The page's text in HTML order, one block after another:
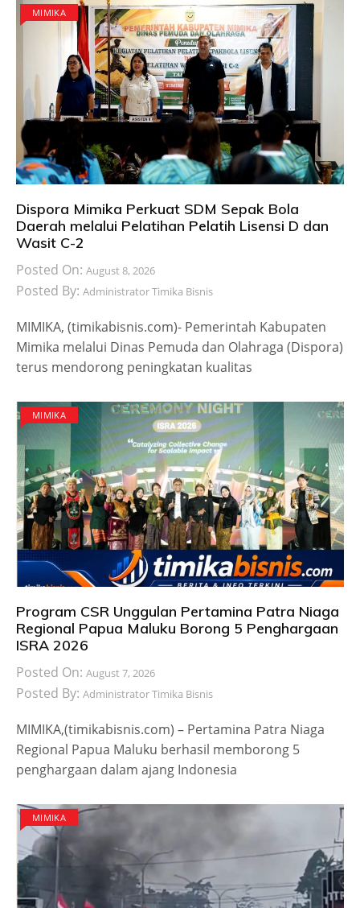
MIMIKA
Dispora Mimika Perkuat SDM Sepak Bola
Daerah melalui Pelatihan Pelatih Lisensi D dan
Wasit C-2
Posted On: August 8, 2026
Posted By: Administrator Timika Bisnis
MIMIKA, (timikabisnis.com)- Pemerintah Kabupaten
Mimika melalui Dinas Pemuda dan Olahraga (Dispora)
terus mendorong peningkatan kualitas
MIMIKA
Program CSR Unggulan Pertamina Patra Niaga
Regional Papua Maluku Borong 5 Penghargaan
ISRA 2026
Posted On: August 7, 2026
Posted By: Administrator Timika Bisnis
MIMIKA,(timikabisnis.com) – Pertamina Patra Niaga
Regional Papua Maluku berhasil memborong 5
penghargaan dalam ajang Indonesia
MIMIKA